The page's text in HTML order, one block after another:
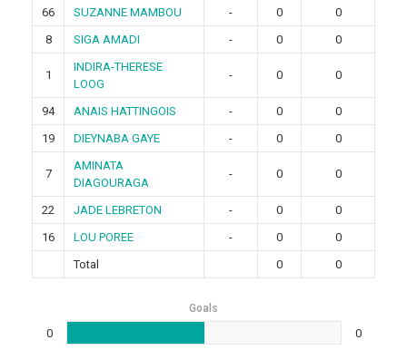
66
SUZANNE MAMBOU - 0
0
8
SIGA AMADI - 0 0
1
INDIRA-THERESE
LOOG
- 0 0
94 ANAIS HATTINGOIS - 0
0
19
DIEYNABA GAYE - 0 0
7
AMINATA
DIAGOURAGA
- 0 0
22 JADE LEBRETON - 0
0
16
LOU POREE - 0
0
Total
0 0
Goals
0 0